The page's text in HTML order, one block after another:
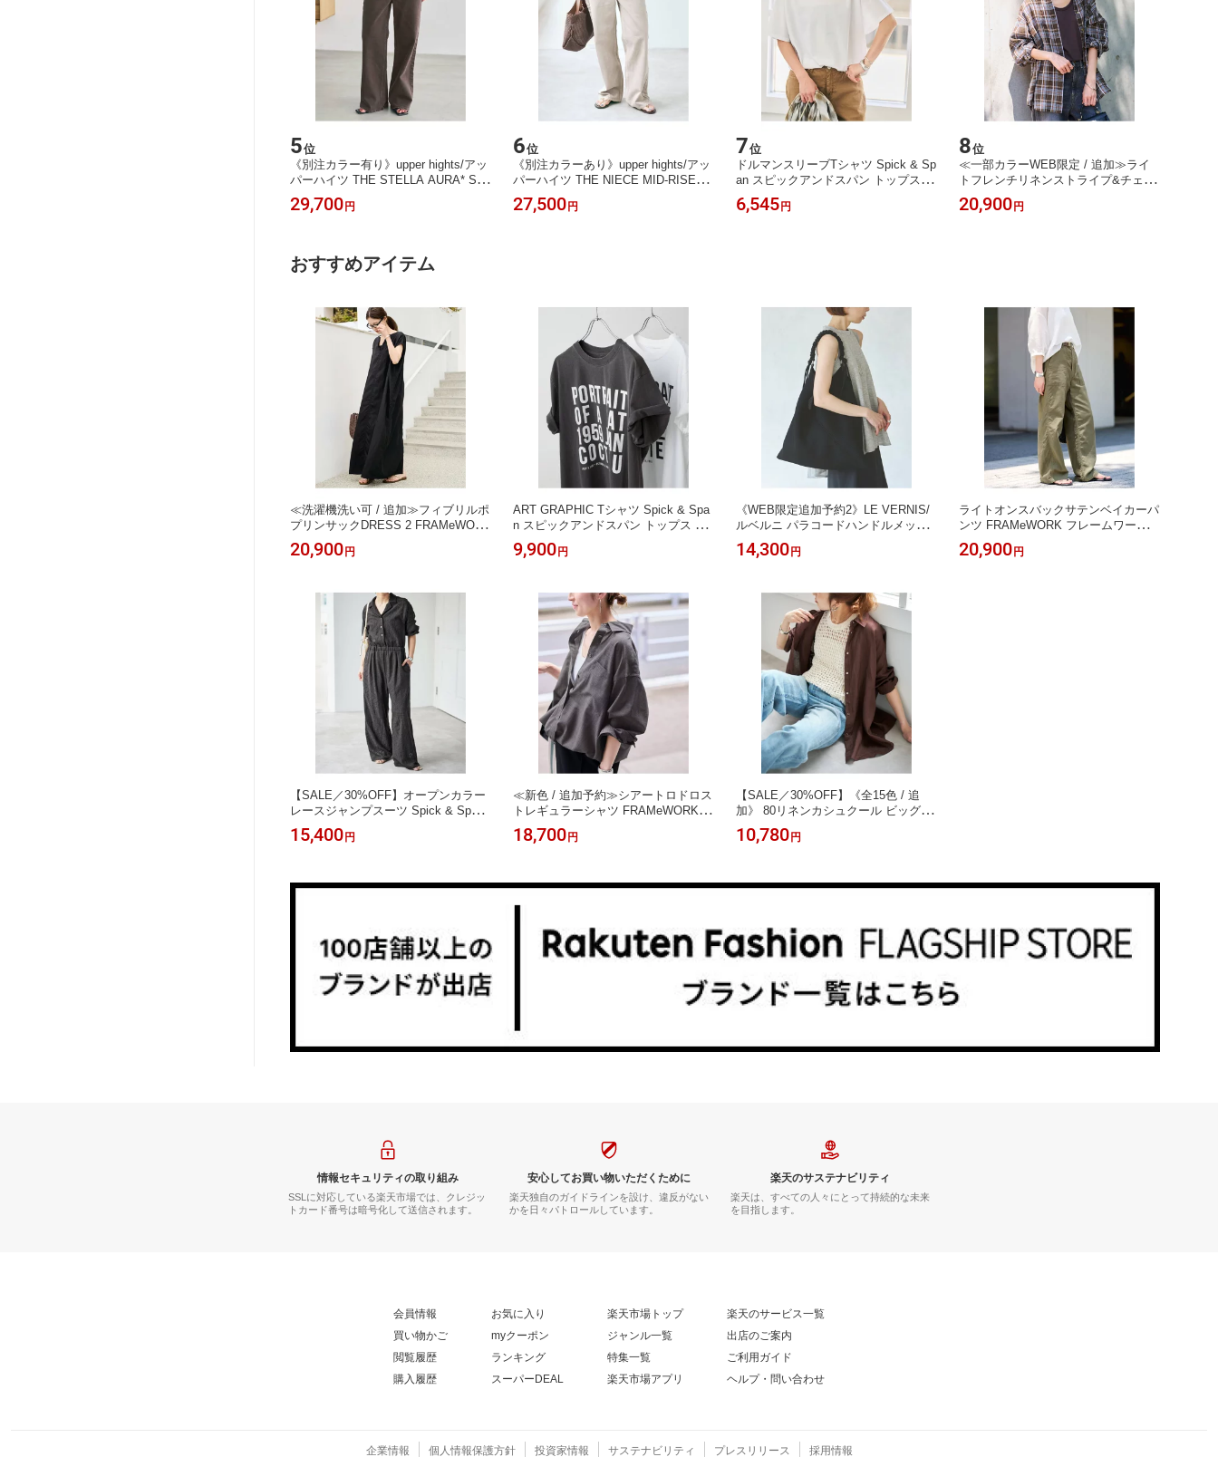
5位
《別注カラー有り》upper hights/アッ
パーハイツ THE STELLA AURA* Spi
ck & Span スピックアンドスパン パ
ンツ ジーンズ・デニムパンツ ブラウ
29,700円
6位
《別注カラーあり》upper hights/アッ
パーハイツ THE NIECE MID-RISE* S
pick & Span スピックアンドスパン パ
ンツ ジーンズ・デニムパンツ ベージ
27,500円
7位
ドルマンスリーブTシャツ Spick & Sp
an スピックアンドスパン トップス カ
ットソー・Tシャツ ネイビー ブラウ
ン ホワイト【送料無料】[Rakuten Fa
6,545円
8位
≪一部カラーWEB限定 / 追加≫ライ
トフレンチリネンストライプ&チェッ
クシャツ 3 FRAMeWORK フレームワ
ーク トップス シャツ・ブラウス グリ
20,900円
おすすめアイテム
≪洗濯機洗い可 / 追加≫フィブリルポ
プリンサックDRESS 2 FRAMeWORK
フレームワーク ワンピース・ドレス
ワンピース ブラック カーキグリーン
20,900円
ART GRAPHIC Tシャツ Spick & Spa
n スピックアンドスパン トップス カ
ットソー・Tシャツ【送料無料】[Rak
uten Fashion]
9,900円
《WEB限定追加予約2》LE VERNIS/
ルベルニ パラコードハンドルメッシ
ュバック NOBLE ノーブル バッグ シ
ョルダーバッグ ブラック【先行予
14,300円
ライトオンスバックサテンベイカーパ
ンツ FRAMeWORK フレームワーク
パンツ カーゴパンツ カーキグリーン
ネイビー ホワイト【送料無料】[Raku
20,900円
【SALE／30%OFF】オープンカラー
レースジャンプスーツ Spick & Span
スピックアンドスパン オールインワ
ン・オーバーオール オーバーオー
shion]
15,400円
≪新色 / 追加予約≫シアートロドロス
トレギュラーシャツ FRAMeWORK フ
レームワーク トップス シャツ・ブラ
ウス ブラウン ブラック ホワイト グ
18,700円
【SALE／30%OFF】《全15色 / 追
加》 80リネンカシュクール ビッグシ
ャツ Spick & Span スピックアンドス
パン トップス シャツ・ブラウス ブラ
10,780円
情報セキュリティの取り組み
SSLに対応している楽天市場では、クレジッ
トカード番号は暗号化して送信されます。
安心してお買い物いただくために
楽天独自のガイドラインを設け、違反がない
かを日々パトロールしています。
楽天のサステナビリティ
楽天は、すべての人々にとって持続的な未来
を目指します。
会員情報
買い物かご
閲覧履歴
購入履歴
お気に入り
myクーポン
ランキング
スーパーDEAL
楽天市場トップ
ジャンル一覧
特集一覧
楽天市場アプリ
楽天のサービス一覧
出店のご案内
ご利用ガイド
ヘルプ・問い合わせ
企業情報 個人情報保護方針 投資家情報 サステナビリティ プレスリリース 採用情報